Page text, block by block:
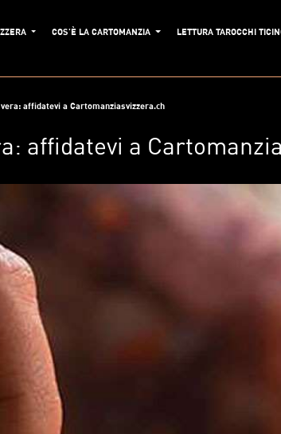
COS'È LA CARTOMANZIA LETTURA TAROCCHI
affidatevi a Cartomanziasvizzera.ch
affidatevi a